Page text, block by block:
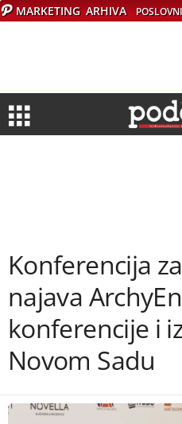
MARKETING ARHIVA
Konferencija
najava
konferencije i
Novom Sadu